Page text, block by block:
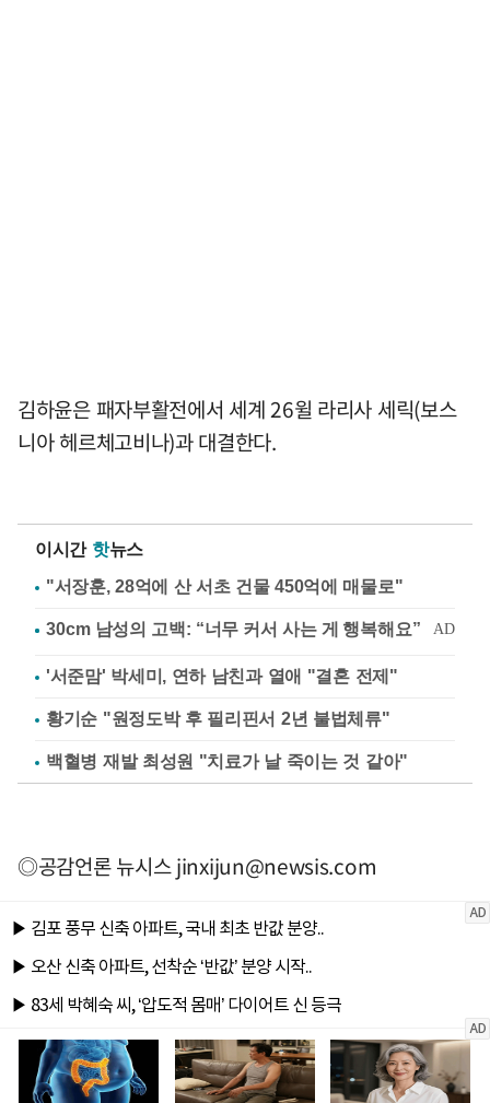
김하윤은 패자부활전에서 세계 26윌 라리사 세릭(보스
니아 헤르체고비나)과 대결한다.
이시간 핫뉴스
"서장훈, 28억에 산 서초 건물 450억에 매물로"
'서준맘' 박세미, 연하 남친과 열애 "결혼 전제"
황기순 "원정도박 후 필리핀서 2년 불법체류"
백혈병 재발 최성원 "치료가 날 죽이는 것 같아"
◎공감언론 뉴시스jinxijun@newsis.com